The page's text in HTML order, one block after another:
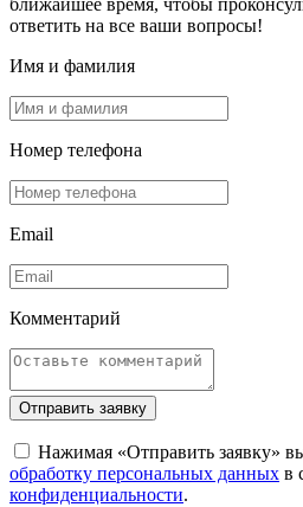
ближайшее время, чтобы
ответить на все ваши вопросы!
Имя и фамилия
Номер телефона
Email
Комментарий
Отправить заявку
Нажимая «Отправить заявку»
обработку персональных данных в
конфиденциальности.